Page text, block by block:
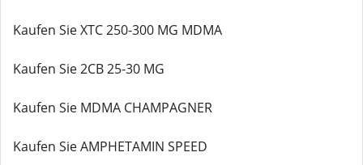
Kaufen Sie XTC 250-300 MG MDMA
Kaufen Sie 2CB 25-30 MG
Kaufen Sie MDMA CHAMPAGNER
Kaufen Sie AMPHETAMIN SPEED